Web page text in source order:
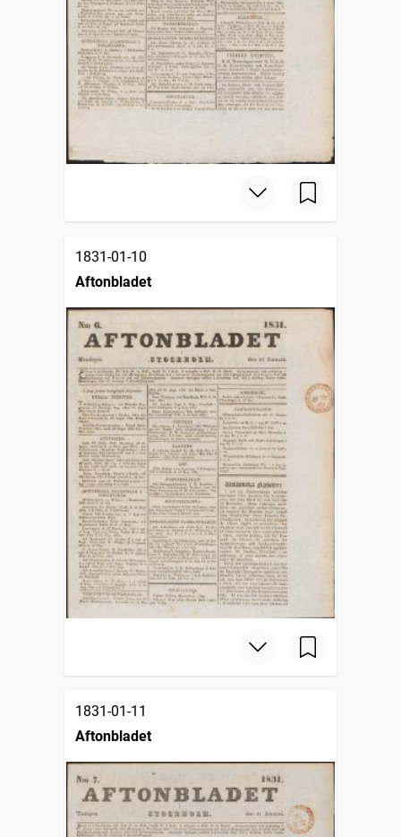
1831-01-10
Aftonbladet
1831-01-11
Aftonbladet